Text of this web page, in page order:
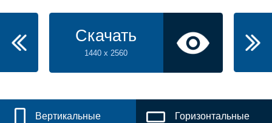
Скачать
1440 x 2560
Вертикальные Горизонтальные